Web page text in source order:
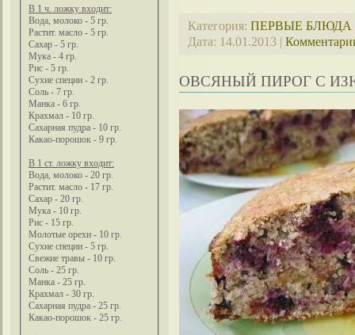
В 1 ч. ложку входит:
Вода, молоко - 5 гр.
Растит. масло - 5 гр.
Сахар - 5 гр.
Мука - 4 гр.
Рис - 5 гр.
Сухие специи - 2 гр.
Соль - 7 гр.
Манка - 6 гр.
Крахмал - 10 гр.
Сахарная пудра - 10 гр.
Какао-порошок - 9 гр.
В 1 ст. ложку входит:
Вода, молоко - 20 гр.
Растит. масло - 17 гр.
Сахар - 20 гр.
Мука - 10 гр.
Рис - 15 гр.
Молотые орехи - 10 гр.
Сухие специи - 5 гр.
Свежие травы - 10 гр.
Соль - 25 гр.
Манка - 25 гр.
Крахмал - 30 гр.
Сахарная пудра - 25 гр.
Какао-порошок - 25 гр.
Категория: ПЕРВЫЕ БЛЮДА
Дата: 14.01.2013 |
ОВСЯНЫЙ ПИРОГ С